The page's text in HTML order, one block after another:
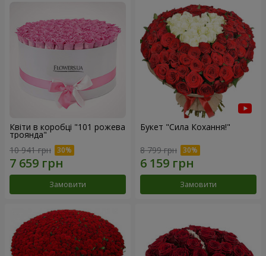
Квіти в коробці "101 рожева
троянда"
10 941 грн
Замовити
Букет "Сила Кохання!"
8 799 грн
Замовити